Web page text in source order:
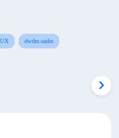
dwdm oadm